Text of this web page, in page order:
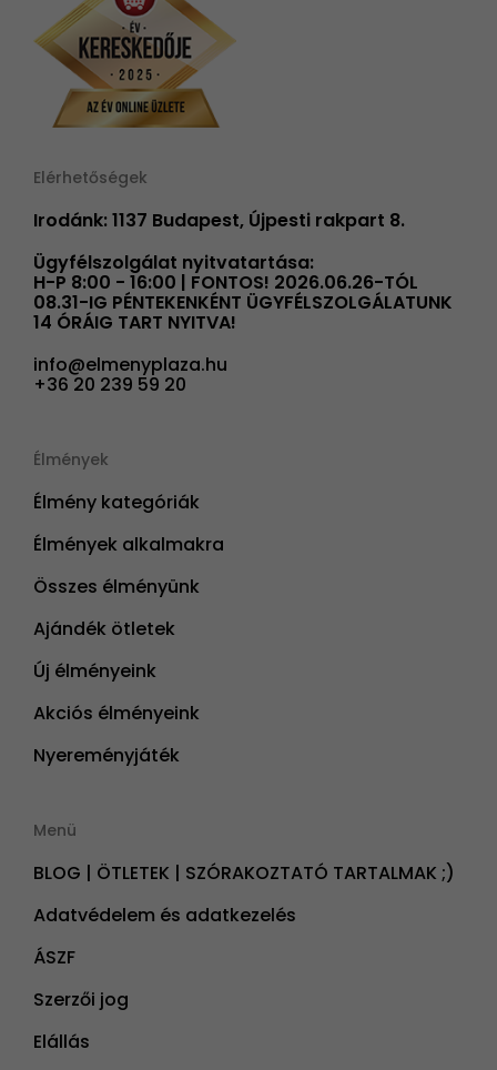
Elérhetőségek
Irodánk: 1137 Budapest, Újpesti rakpart 8.
Ügyfélszolgálat nyitvatartása:
H-P 8:00 - 16:00 | FONTOS! 2026.06.26-TÓL
08.31-IG PÉNTEKENKÉNT ÜGYFÉLSZOLGÁLATUNK
14 ÓRÁIG TART NYITVA!
info@elmenyplaza.hu
+36 20 239 59 20
Élmények
Élmény kategóriák
Élmények alkalmakra
Összes élményünk
Ajándék ötletek
Új élményeink
Akciós élményeink
Nyereményjáték
Menü
BLOG | ÖTLETEK | SZÓRAKOZTATÓ TARTALMAK ;)
Adatvédelem és adatkezelés
ÁSZF
Szerzői jog
Elállás